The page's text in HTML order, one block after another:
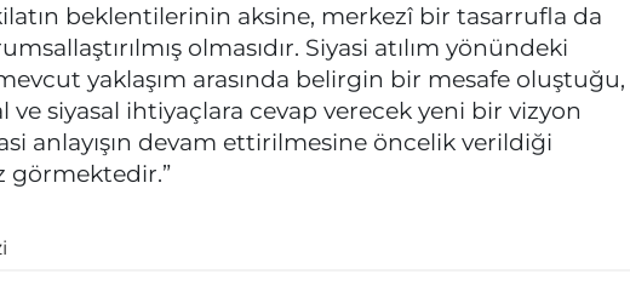
beklentilerinin aksine, merkezî bir tasarrufla da
olmasıdır. Siyasi atılım yönündeki
yaklaşım arasında belirgin bir mesafe oluştuğu,
siyasal ihtiyaçlara cevap verecek yeni bir vizyon
anlayışın devam ettirilmesine öncelik verildiği
görmektedir.”